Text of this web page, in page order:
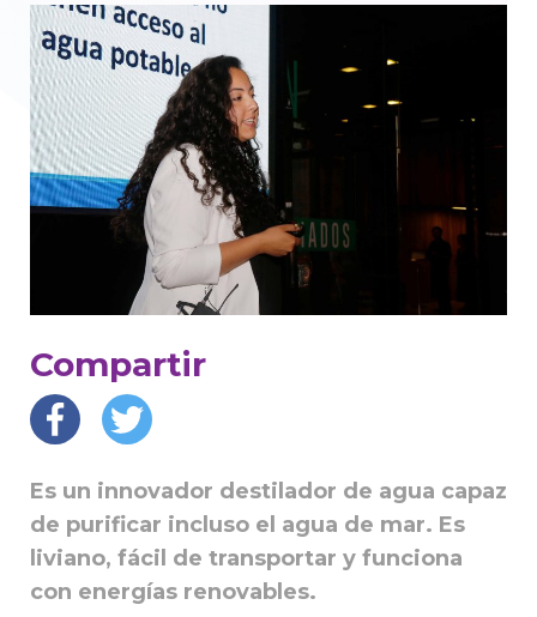
Compartir
Es un innovador destilador de agua capaz
de purificar incluso el agua de mar. Es
liviano, fácil de transportar y funciona
con energías renovables.